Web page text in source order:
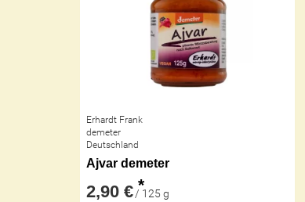
Erhardt Frank
demeter
Deutschland
Ajvar demeter
2,90 € *
/ 125 g